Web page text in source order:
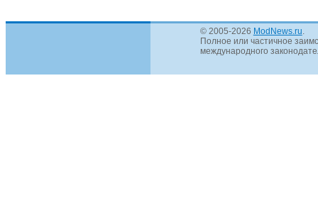
© 2005-2026 ModNews.ru
Полное или частичное
международного